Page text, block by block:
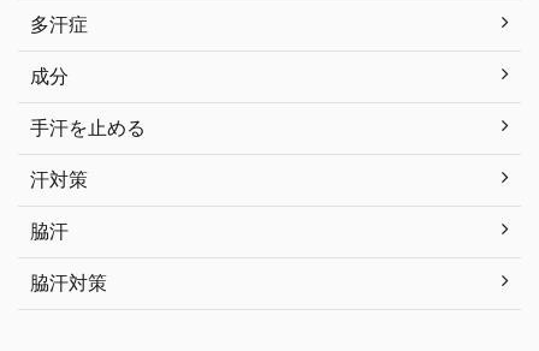
多汗症
成分
手汗を止める
汗対策
脇汗
脇汗対策